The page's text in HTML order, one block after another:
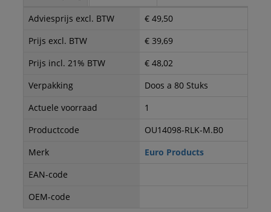
Adviesprijs excl. BTW
€ 49,50
Prijs excl. BTW
€ 39,69
Prijs incl. 21% BTW
€ 48,02
Verpakking
Doos a 80 Stuks
Actuele voorraad
1
Productcode
OU14098-RLK-M.B0
Merk
Euro Products
EAN-code
OEM-code